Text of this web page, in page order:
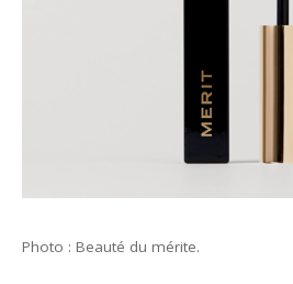
Photo : Beauté du mérite.